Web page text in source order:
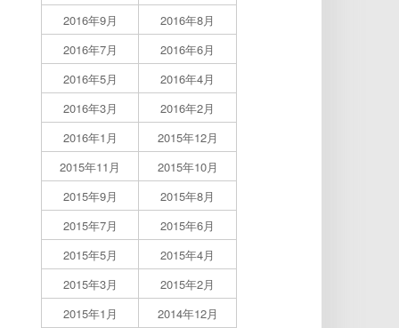
2016年9月
2016年8月
2016年7月
2016年6月
2016年5月
2016年4月
2016年3月
2016年2月
2016年1月
2015年12月
2015年11月
2015年10月
2015年9月
2015年8月
2015年7月
2015年6月
2015年5月
2015年4月
2015年3月
2015年2月
2015年1月
2014年12月